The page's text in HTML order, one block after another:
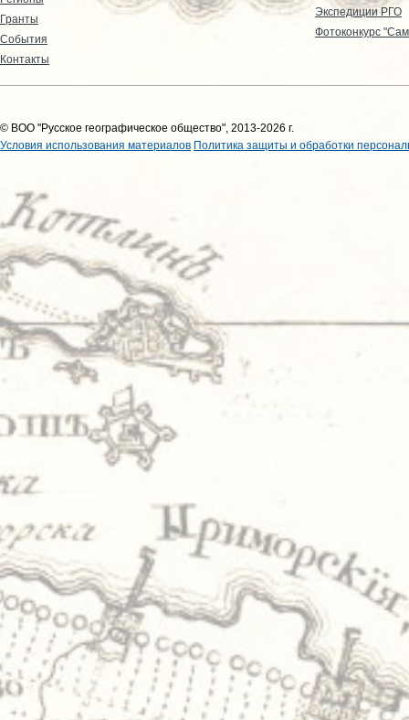
Гранты
События
Контакты
Экспедиции РГО
Фотоконкурс
© ВОО "Русское географическое общество", 2013-2026 г.
Условия использования материалов Политика защиты и обработки